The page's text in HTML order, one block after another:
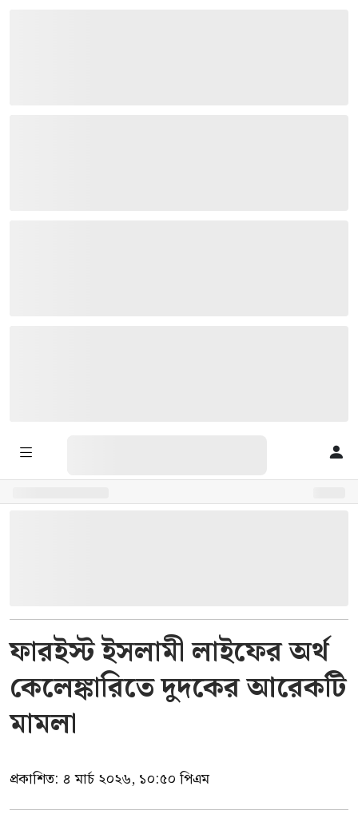
ফারইস্ট ইসলামী লাইফের অর্থ
কেলেঙ্কারিতে দুদকের আরেকটি
মামলা
প্রকাশিত: ৪ মার্চ ২০২৬, ১০:৫০ পিএম